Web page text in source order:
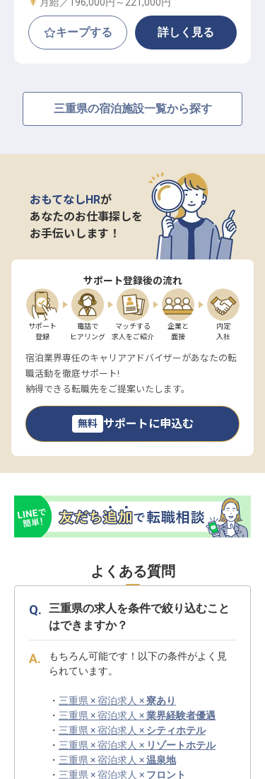
キープする 詳しく見る
三重県の宿泊施設一覧から探す
おもてなしHRが
あなたのお仕事探しを
お手伝いします！
サポート登録後の流れ
サポート
登録
電話で
ヒアリング
マッチする
求人をご紹介
企業と
面接
内定
入社
宿泊業界専任のキャリアアドバイザーがあなたの転
職活動を徹底サポート!
納得できる転職先をご提案いたします。
無料 サポートに申込む
よくある質問
三重県の求人を条件で絞り込むこと
はできますか？
もちろん可能です！以下の条件がよく見
られています。
・ 三重県 × 宿泊求人 ×寮あり
・ 三重県 × 宿泊求人 ×業界経験者優遇
・ 三重県 × 宿泊求人 × シティホテル
・ 三重県 × 宿泊求人 × リゾートホテル
・ 三重県 × 宿泊求人 ×温泉地
・ 三重県 × 宿泊求人 × フロント